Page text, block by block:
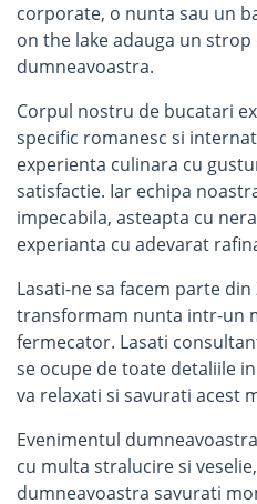
corporate, o nunta sau un
on the lake adauga un
dumneavoastra.
Corpul nostru de bucatari
specific romanesc si
experienta culinara cu
satisfactie. Iar echipa
impecabila, asteapta cu
experianta cu adevarat
Lasati-ne sa facem parte din
transformam nunta intr-un
fermecator. Lasati
se ocupe de toate detaliile
va relaxati si savurati acest
Evenimentul
cu multa stralucire si
dumneavoastra savurati